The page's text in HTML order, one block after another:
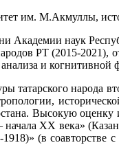
им. М.Акмуллы,
Академии наук
РТ (2015-
и когнитивной
татарского
Высокую
XX века»
(в